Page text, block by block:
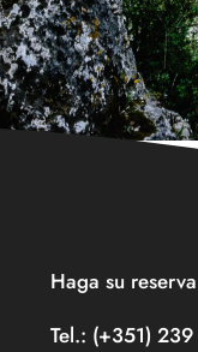
Haga su
Tel.: (+351)